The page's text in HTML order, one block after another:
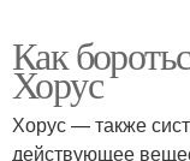
Как
Хорус
Хорус — также
действующее